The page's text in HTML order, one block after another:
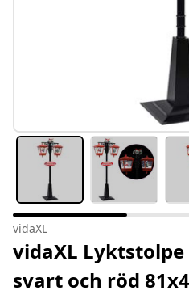
vidaXL
vidaXL
svart och röd